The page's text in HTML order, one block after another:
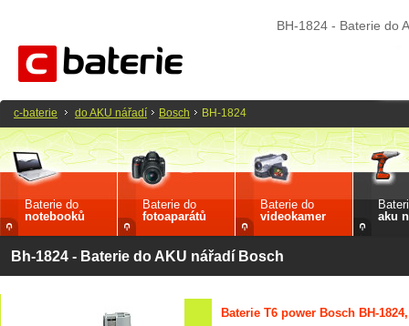
BH-1824 - Baterie do
Baterie do
notebooků
Baterie do
fotoaparátů
Baterie do
videokamer
aku
Bh-1824 - Baterie do AKU nářadí Bosch
Baterie T6 power Bosch BH-
c-baterie do AKU nářadí Bosch BH-1824